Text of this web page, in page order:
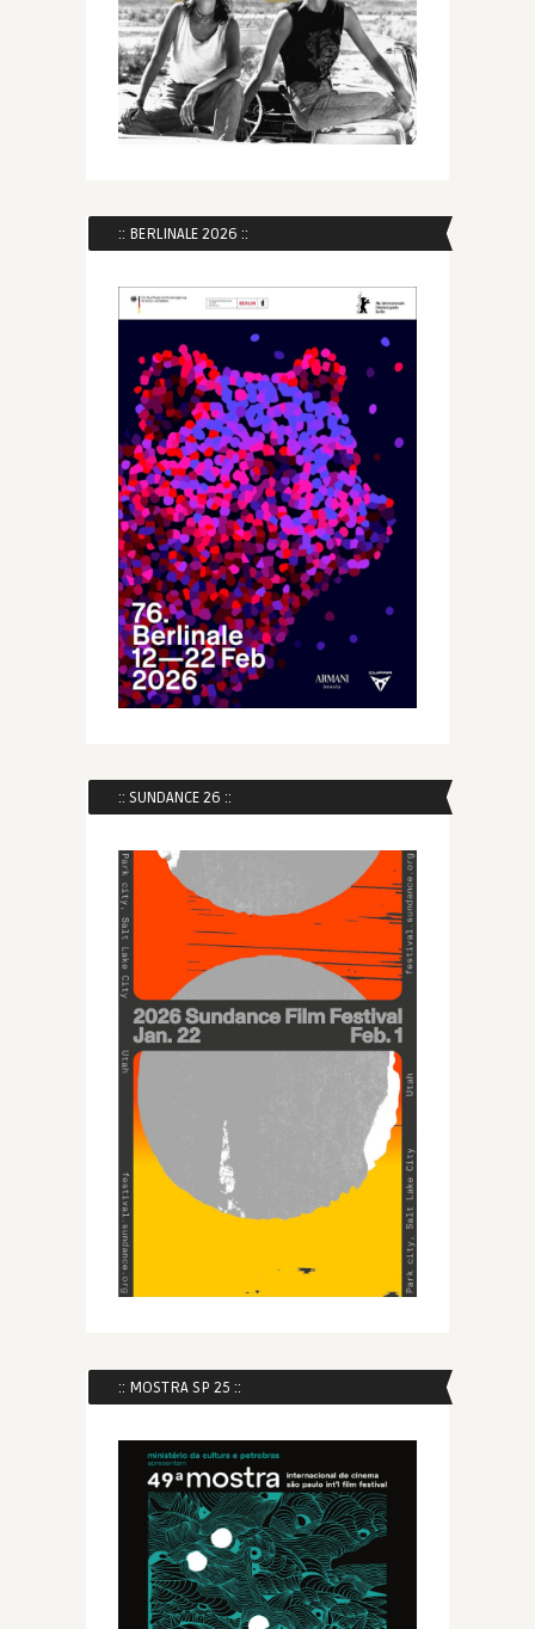
:: BERLINALE 2026 ::
:: SUNDANCE 26 ::
:: MOSTRA SP 25 ::